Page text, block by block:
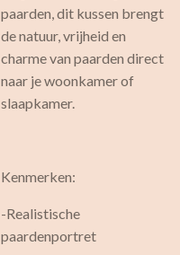
paarden, dit kussen brengt
de natuur, vrijheid en
charme van paarden direct
naar je woonkamer of
slaapkamer.
Kenmerken:
-Realistische
paardenportret